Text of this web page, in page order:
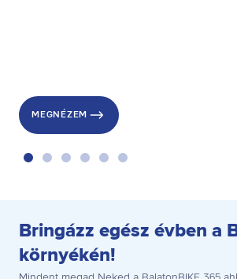
MEGNÉZEM
Bringázz egész évben a
környékén!